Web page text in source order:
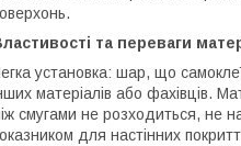
та переваги
установка: шар, що
матеріалів або фахівців.
смугами не розходиться, не
для настінних